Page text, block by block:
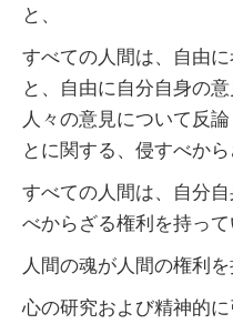
と、
すべての人間は、自由
と、自由に自分自身の
人々の意見について反
とに関する、侵すべか
すべての人間は、自分
べからざる権利を持って
人間の魂が人間の権利を
心の研究および精神的